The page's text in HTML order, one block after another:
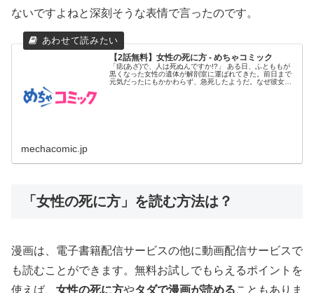
ないですよねと深刻そうな表情で言ったのです。
【2話無料】女性の死に方 - めちゃコミック
「痣(あざ)で、人は死ぬんですか!?」 ある日、ふとももが
黒くなった女性の遺体が解剖室に運ばれてきた。前日まで
元気だったにもかかわらず、急死したようだ。なぜ彼女は
mechacomic.jp
「女性の死に方」を読む方法は？
漫画は、電子書籍配信サービスの他に動画配信サービスで
も読むことができます。無料お試しでもらえるポイントを
使えば、 女性の死に方やタダで漫画が読めることもありま